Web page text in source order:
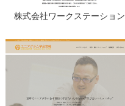
株式会社ワークステーション